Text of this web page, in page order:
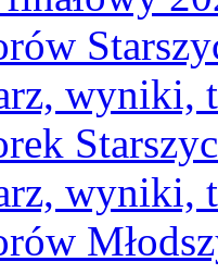
wyniki,
wyniki,